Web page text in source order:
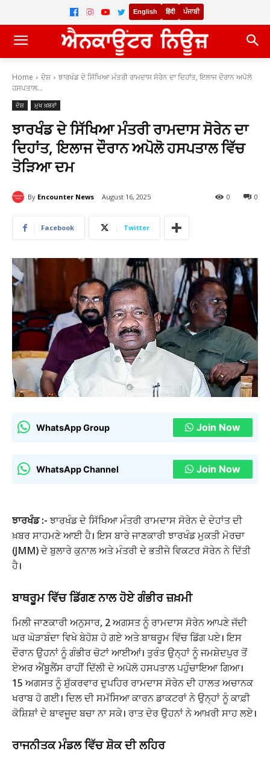
English हिंदी ਪੰਜਾਬੀ
Home ਦੇਸ਼
ਝਾਰਖੰਡ ਦੇ ਸਿੱਖਿਆ ਮੰਤਰੀ ਰਾਮਦਾਸ ਸੋਰੇਨ ਦਾ ਦਿਹਾਂਤ, ਇਲਾਜ ਦੌਰਾਨ ਅਪੋਲੋ
ਹਸਪਤਾਲ...
ਦੇਸ਼ ਮੁਖ ਖ਼ਬਰਾਂ
ਝਾਰਖੰਡ ਦੇ ਸਿੱਖਿਆ ਮੰਤਰੀ ਰਾਮਦਾਸ ਸੋਰੇਨ ਦਾ
ਦਿਹਾਂਤ, ਇਲਾਜ ਦੌਰਾਨ ਅਪੋਲੋ ਹਸਪਤਾਲ ਵਿੱਚ
ਤੋੜਿਆ ਦਮ
By Encounter News August 16, 2025 0
0
Facebook Twitter
WhatsApp Group Join Now
WhatsApp Channel Join Now
ਝਾਰਖੰਡ :- ਝਾਰਖੰਡ ਦੇ ਸਿੱਖਿਆ ਮੰਤਰੀ ਰਾਮਦਾਸ ਸੋਰੇਨ ਦੇ ਦੇਹਾਂਤ ਦੀ
ਖ਼ਬਰ ਸਾਹਮਣੇ ਆਈ ਹੈ। ਇਸ ਬਾਰੇ ਜਾਣਕਾਰੀ ਝਾਰਖੰਡ ਮੁਕਤੀ ਮੋਰਚਾ
(JMM) ਦੇ ਬੁਲਾਰੇ ਕੁਨਾਲ ਅਤੇ ਮੰਤਰੀ ਦੇ ਭਤੀਜੇ ਵਿਕਟਰ ਸੋਰੇਨ ਨੇ ਦਿੱਤੀ
ਹੈ।
ਬਾਥਰੂਮ ਵਿੱਚ ਡਿੱਗਣ ਨਾਲ ਹੋਏ ਗੰਭੀਰ ਜ਼ਖ਼ਮੀ
ਮਿਲੀ ਜਾਣਕਾਰੀ ਅਨੁਸਾਰ, 2 ਅਗਸਤ ਨੂੰ ਰਾਮਦਾਸ ਸੋਰੇਨ ਆਪਣੇ ਜੱਦੀ
ਘਰ ਘੋੜਾਬੰਦਾ ਵਿਖੇ ਬੇਹੋਸ਼ ਹੋ ਗਏ ਅਤੇ ਬਾਥਰੂਮ ਵਿੱਚ ਡਿੱਗ ਪਏ। ਇਸ
ਦੌਰਾਨ ਉਹਨਾਂ ਨੂੰ ਗੰਭੀਰ ਚੋਟਾਂ ਆਈਆਂ। ਤੁਰੰਤ ਉਨ੍ਹਾਂ ਨੂੰ ਜਮਸ਼ੇਦਪੁਰ ਤੋਂ
ਏਅਰ ਐਂਬੂਲੈਂਸ ਰਾਹੀਂ ਦਿੱਲੀ ਦੇ ਅਪੋਲੋ ਹਸਪਤਾਲ ਪਹੁੰਚਾਇਆ ਗਿਆ।
15 ਅਗਸਤ ਨੂੰ ਸ਼ੁੱਕਰਵਾਰ ਦੁਪਹਿਰ ਰਾਮਦਾਸ ਸੋਰੇਨ ਦੀ ਹਾਲਤ ਅਚਾਨਕ
ਖਰਾਬ ਹੋ ਗਈ। ਦਿਲ ਦੀ ਸਮੱਸਿਆ ਕਾਰਨ ਡਾਕਟਰਾਂ ਨੇ ਉਨ੍ਹਾਂ ਨੂੰ ਕਾਫ਼ੀ
ਕੋਸ਼ਿਸ਼ਾਂ ਦੇ ਬਾਵਜੂਦ ਬਚਾ ਨਾ ਸਕੇ। ਰਾਤ ਦੇਰ ਉਹਨਾਂ ਨੇ ਆਖ਼ਰੀ ਸਾਹ ਲਏ।
ਰਾਜਨੀਤਕ ਮੰਡਲ ਵਿੱਚ ਸ਼ੋਕ ਦੀ ਲਹਿਰ